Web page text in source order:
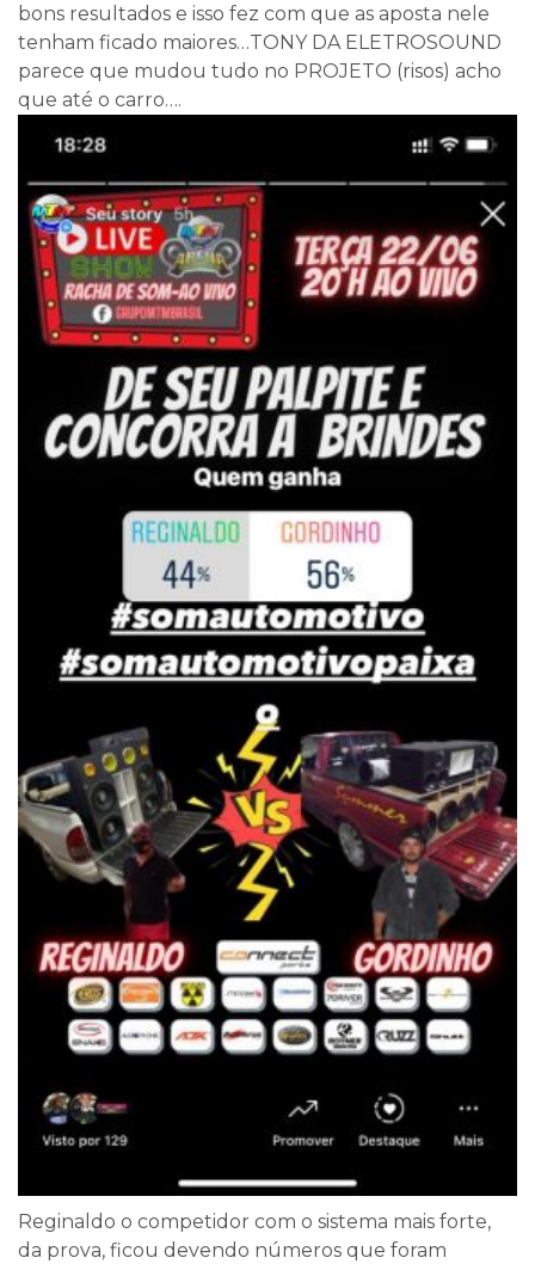
bons resultados e isso fez com que as aposta nele
tenham ficado maiores…TONY DA ELETROSOUND
parece que mudou tudo no PROJETO (risos) acho
que até o carro….
Reginaldo o competidor com o sistema mais forte,
da prova, ficou devendo números que foram